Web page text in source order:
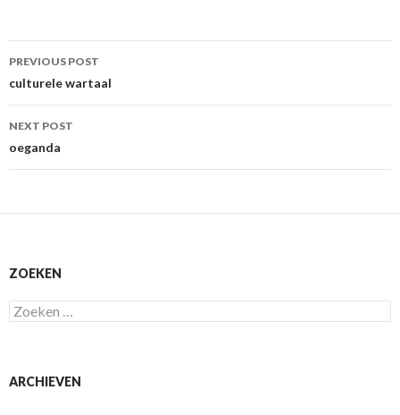
Post
navigation
PREVIOUS POST
culturele wartaal
NEXT POST
oeganda
ZOEKEN
Zoeken
naar:
ARCHIEVEN